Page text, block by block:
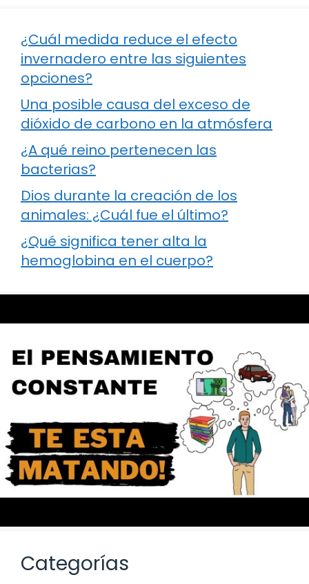
¿Cuál medida reduce el efecto
invernadero entre las siguientes
opciones?
Una posible causa del exceso de
dióxido de carbono en la atmósfera
¿A qué reino pertenecen las
bacterias?
Dios durante la creación de los
animales: ¿Cuál fue el último?
¿Qué significa tener alta la
hemoglobina en el cuerpo?
Categorías